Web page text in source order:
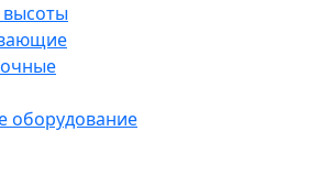
оборудование